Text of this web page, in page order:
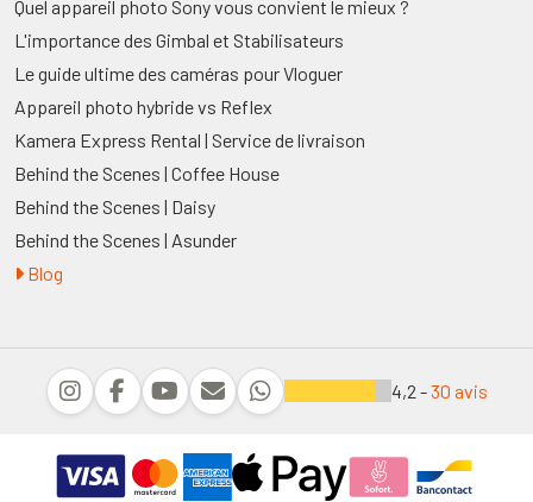
Quel appareil photo Sony vous convient le mieux ?
L'importance des Gimbal et Stabilisateurs
Le guide ultime des caméras pour Vloguer
Appareil photo hybride vs Reflex
Kamera Express Rental | Service de livraison
Behind the Scenes | Coffee House
Behind the Scenes | Daisy
Behind the Scenes | Asunder
Blog
4,2 -30 avis